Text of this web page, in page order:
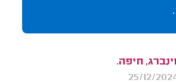
חיפה.